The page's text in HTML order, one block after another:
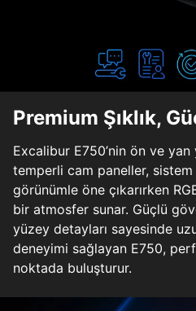
Premium Şıklık,
Excalibur E750’nin ön ve
temperli cam paneller,
görünümle öne çıkarırken
bir atmosfer sunar. Güçlü
yüzey detayları sayesinde
deneyimi sağlayan E750,
noktada buluşturur.